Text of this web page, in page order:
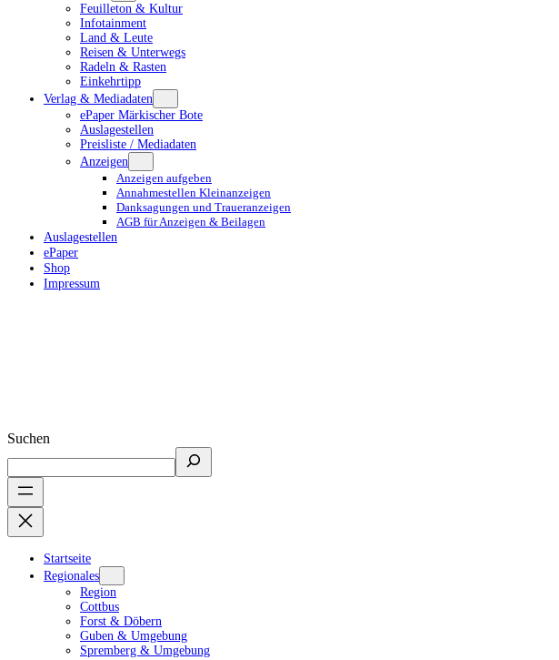
Feuilleton & Kultur
Infotainment
Land & Leute
Reisen & Unterwegs
Radeln & Rasten
Einkehrtipp
Verlag & Mediadaten
ePaper Märkischer Bote
Auslagestellen
Preisliste / Mediadaten
Anzeigen
Anzeigen aufgeben
Annahmestellen Kleinanzeigen
Danksagungen und Traueranzeigen
AGB für Anzeigen & Beilagen
Auslagestellen
ePaper
Shop
Impressum
Suchen
Startseite
Regionales
Region
Cottbus
Forst & Döbern
Guben & Umgebung
Spremberg & Umgebung